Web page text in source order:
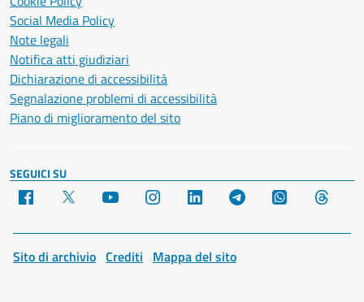
Social Media Policy
Note legali
Notifica atti giudiziari
Dichiarazione di accessibilità
Segnalazione problemi di accessibilità
Piano di miglioramento del sito
SEGUICI SU
Facebook YouTube Instagram LinkedIn Telegram WhatsApp
Sito di archivio Crediti Mappa del sito